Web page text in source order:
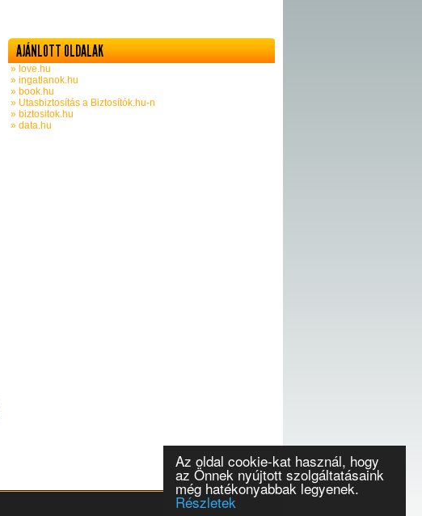
Az oldal cookie-kat használ, hogy
az Önnek nyújtott szolgáltatásaink
még hatékonyabbak legyenek.
Részletek
AJÁNLOTT OLDALAK
» love.hu
» ingatlanok.hu
» book.hu
» Utasbiztosítás a Biztosítók.hu-n
» biztositok.hu
» data.hu